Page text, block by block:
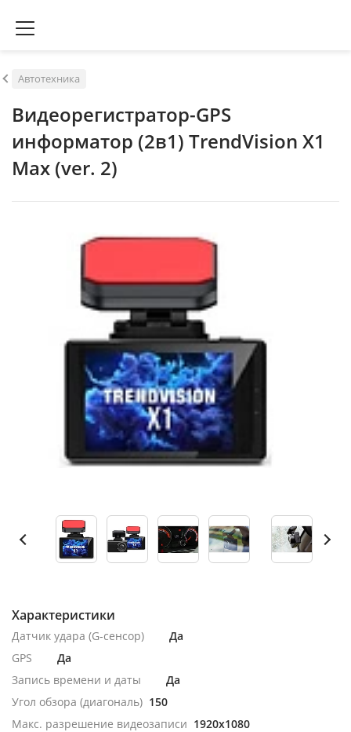
Автотехника
Видеорегистратор-GPS
информатор (2в1) TrendVision X1
Max (ver. 2)
Характеристики
Датчик удара (G-сенсор)
Да
GPS
Да
Запись времени и даты
Да
Угол обзора (диагональ) 150
Макс. разрешение видеозаписи 1920x1080